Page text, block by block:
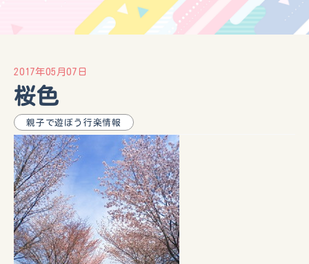
2017年05月07日
桜色
親子で遊ぼう行楽情報